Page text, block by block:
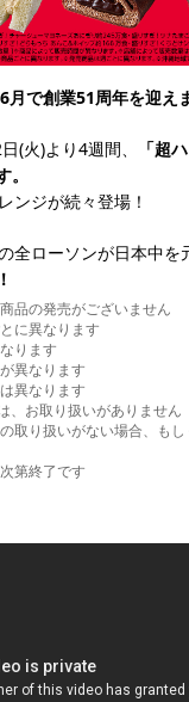
で創業51周年を迎え
(火)より4週間、
「超
ンジが続々登場！
全ローソンが日本中を
品の発売がございません
に異なります
ります
異なります
異なります
、お取り扱いがありません
取り扱いがない場合、も
第終了です